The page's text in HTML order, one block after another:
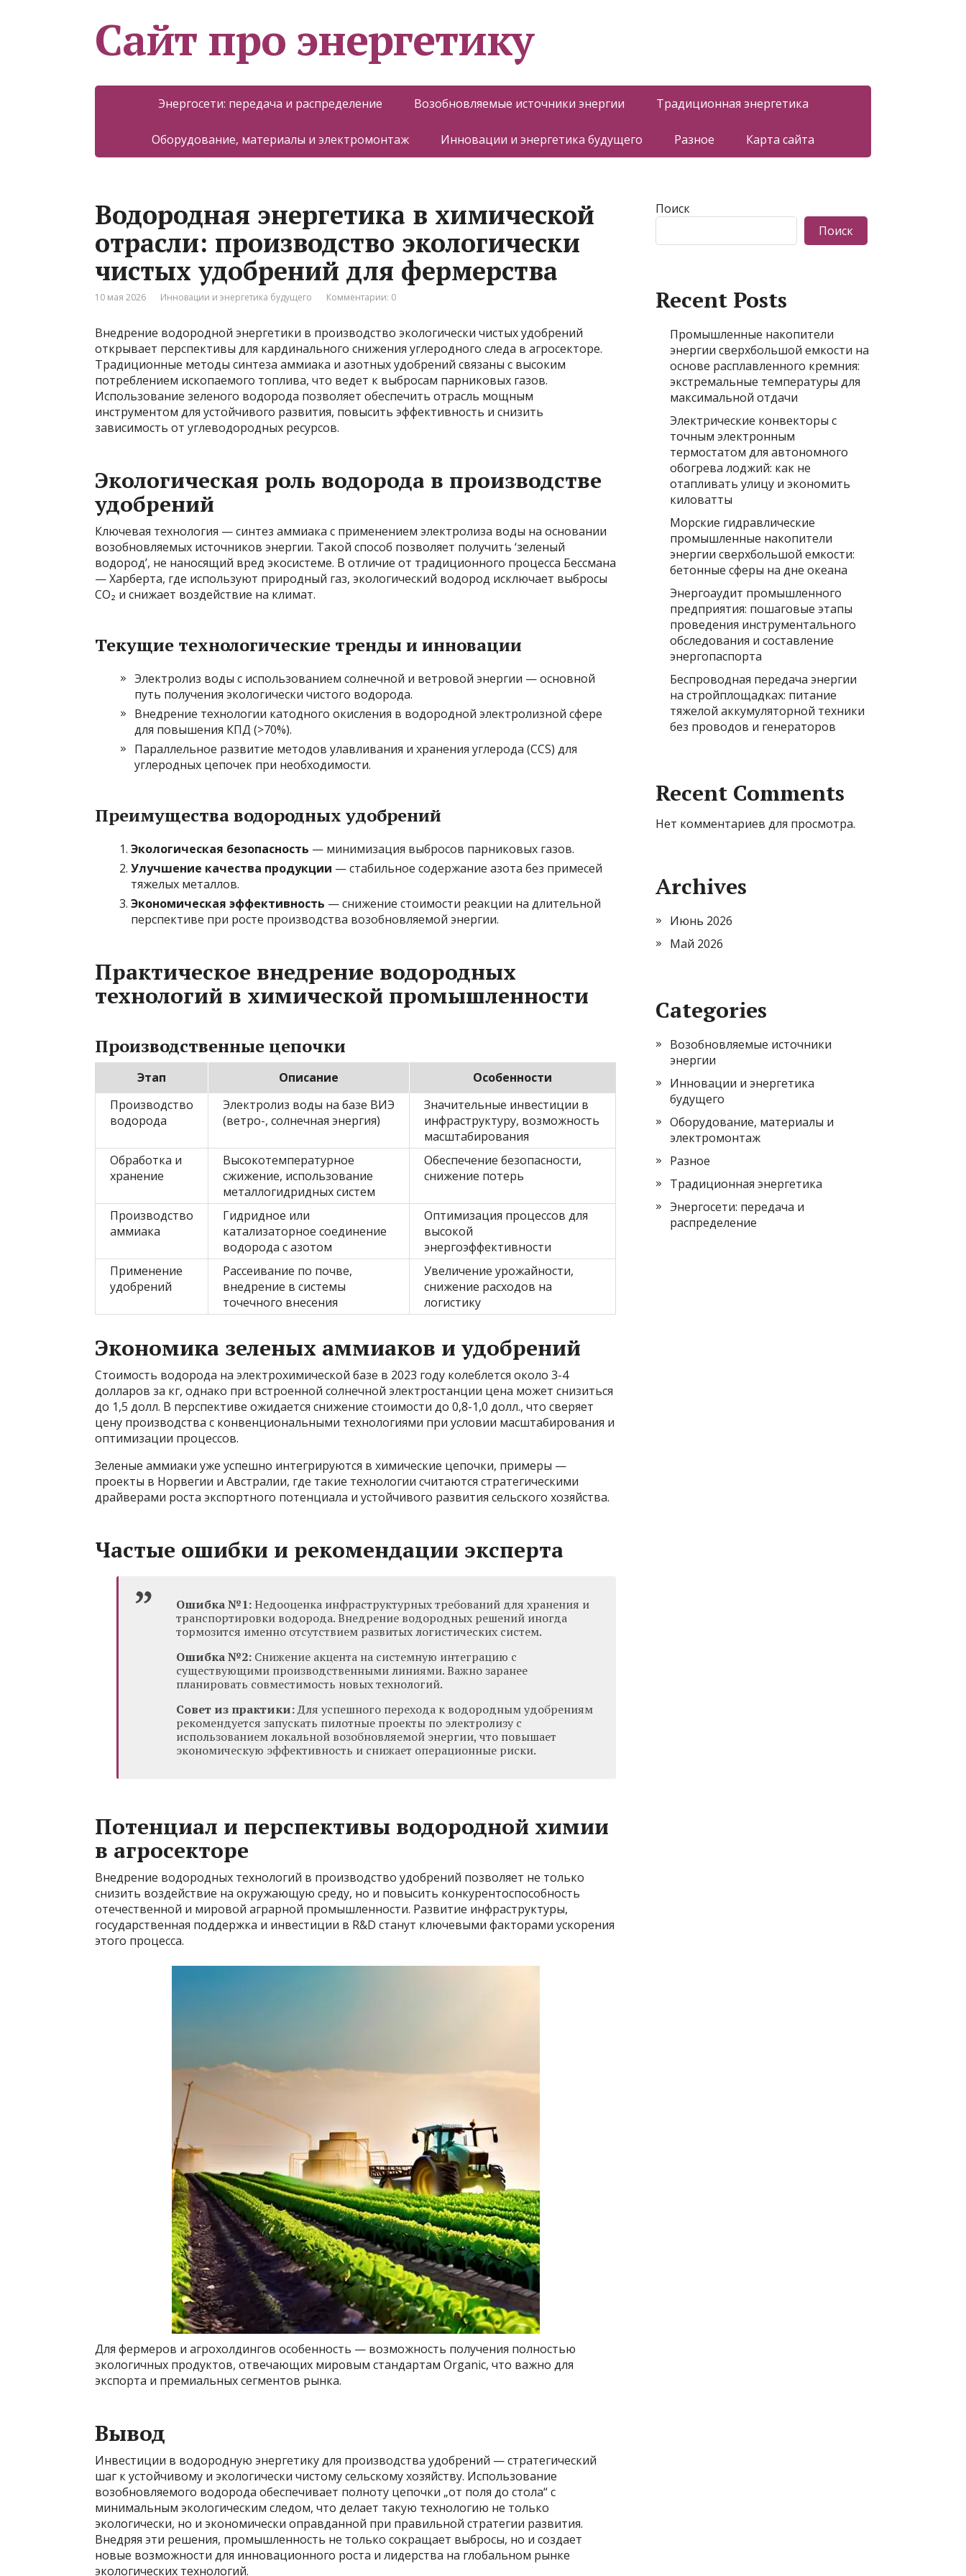
Сайт про энергетику
Энергосети: передача и распределение Возобновляемые источники энергии Традиционная энергетика
Оборудование, материалы и электромонтаж Инновации и энергетика будущего Разное Карта сайта
Водородная энергетика в химической
отрасли: производство экологически
чистых удобрений для фермерства
10 мая 2026 Инновации и энергетика будущего Комментарии: 0
Внедрение водородной энергетики в производство экологически чистых удобрений
открывает перспективы для кардинального снижения углеродного следа в агросекторе.
Традиционные методы синтеза аммиака и азотных удобрений связаны с высоким
потреблением ископаемого топлива, что ведет к выбросам парниковых газов.
Использование зеленого водорода позволяет обеспечить отрасль мощным
инструментом для устойчивого развития, повысить эффективность и снизить
зависимость от углеводородных ресурсов.
Экологическая роль водорода в производстве
удобрений
Ключевая технология — синтез аммиака с применением электролиза воды на основании
возобновляемых источников энергии. Такой способ позволяет получить ‘зеленый
водород’, не наносящий вред экосистеме. В отличие от традиционного процесса Бессмана
— Харберта, где используют природный газ, экологический водород исключает выбросы
CO₂ и снижает воздействие на климат.
Текущие технологические тренды и инновации
Электролиз воды с использованием солнечной и ветровой энергии — основной
путь получения экологически чистого водорода.
Внедрение технологии катодного окисления в водородной электролизной сфере
для повышения КПД (>70%).
Параллельное развитие методов улавливания и хранения углерода (CCS) для
углеродных цепочек при необходимости.
Преимущества водородных удобрений
Экологическая безопасность — минимизация выбросов парниковых газов.
Улучшение качества продукции — стабильное содержание азота без примесей
тяжелых металлов.
Экономическая эффективность — снижение стоимости реакции на длительной
перспективе при росте производства возобновляемой энергии.
Практическое внедрение водородных
технологий в химической промышленности
Производственные цепочки
Этап Описание
Особенности
Производство
водорода
Электролиз воды на базе ВИЭ
(ветро-, солнечная энергия)
Значительные инвестиции в
инфраструктуру, возможность
масштабирования
Обработка и
хранение
Высокотемпературное
сжижение, использование
металлогидридных систем
Обеспечение безопасности,
снижение потерь
Производство
аммиака
Гидридное или
катализаторное соединение
водорода с азотом
Оптимизация процессов для
высокой
энергоэффективности
Применение
удобрений
Рассеивание по почве,
внедрение в системы
точечного внесения
Увеличение урожайности,
снижение расходов на
логистику
Экономика зеленых аммиаков и удобрений
Стоимость водорода на электрохимической базе в 2023 году колеблется около 3-4
долларов за кг, однако при встроенной солнечной электростанции цена может снизиться
до 1,5 долл. В перспективе ожидается снижение стоимости до 0,8-1,0 долл., что сверяет
цену производства с конвенциональными технологиями при условии масштабирования и
оптимизации процессов.
Зеленые аммиаки уже успешно интегрируются в химические цепочки, примеры —
проекты в Норвегии и Австралии, где такие технологии считаются стратегическими
драйверами роста экспортного потенциала и устойчивого развития сельского хозяйства.
Частые ошибки и рекомендации эксперта
Ошибка №1:Недооценка инфраструктурных требований для хранения и
транспортировки водорода. Внедрение водородных решений иногда
тормозится именно отсутствием развитых логистических систем.
Ошибка №2: Снижение акцента на системную интеграцию с
существующими производственными линиями. Важно заранее
планировать совместимость новых технологий.
Совет из практики:Для успешного перехода к водородным удобрениям
рекомендуется запускать пилотные проекты по электролизу с
использованием локальной возобновляемой энергии, что повышает
экономическую эффективность и снижает операционные риски.
Потенциал и перспективы водородной химии
в агросекторе
Внедрение водородных технологий в производство удобрений позволяет не только
снизить воздействие на окружающую среду, но и повысить конкурентоспособность
отечественной и мировой аграрной промышленности. Развитие инфраструктуры,
государственная поддержка и инвестиции в R&D станут ключевыми факторами ускорения
этого процесса.
Для фермеров и агрохолдингов особенность — возможность получения полностью
экологичных продуктов, отвечающих мировым стандартам Organic, что важно для
экспорта и премиальных сегментов рынка.
Вывод
Инвестиции в водородную энергетику для производства удобрений — стратегический
шаг к устойчивому и экологически чистому сельскому хозяйству. Использование
возобновляемого водорода обеспечивает полноту цепочки „от поля до стола“ с
минимальным экологическим следом, что делает такую технологию не только
экологически, но и экономически оправданной при правильной стратегии развития.
Внедряя эти решения, промышленность не только сокращает выбросы, но и создает
новые возможности для инновационного роста и лидерства на глобальном рынке
экологических технологий.
Поиск
Поиск
Recent Posts
Промышленные накопители
энергии сверхбольшой емкости на
основе расплавленного кремния:
экстремальные температуры для
максимальной отдачи
Электрические конвекторы с
точным электронным
термостатом для автономного
обогрева лоджий: как не
отапливать улицу и экономить
киловатты
Морские гидравлические
промышленные накопители
энергии сверхбольшой емкости:
бетонные сферы на дне океана
Энергоаудит промышленного
предприятия: пошаговые этапы
проведения инструментального
обследования и составление
энергопаспорта
Беспроводная передача энергии
на стройплощадках: питание
тяжелой аккумуляторной техники
без проводов и генераторов
Recent Comments
Нет комментариев для просмотра.
Archives
Июнь 2026
Май 2026
Categories
Возобновляемые источники
энергии
Инновации и энергетика
будущего
Оборудование, материалы и
электромонтаж
Разное
Традиционная энергетика
Энергосети: передача и
распределение